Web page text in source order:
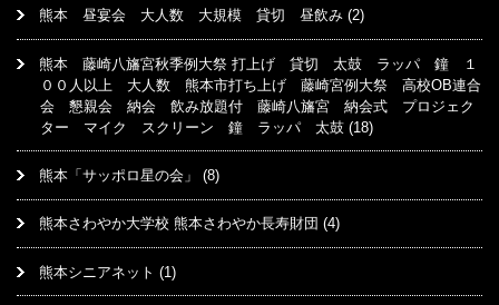
熊本 昼宴会 大人数 大規模 貸切 昼飲み (2)
熊本 藤崎八旛宮秋季例大祭 打上げ 貸切 太鼓 ラッパ 鐘 １
００人以上 大人数 熊本市打ち上げ 藤崎宮例大祭 高校OB連合
会 懇親会 納会 飲み放題付 藤崎八旛宮 納会式 プロジェク
ター マイク スクリーン 鐘 ラッパ 太鼓 (18)
熊本「サッポロ星の会」 (8)
熊本さわやか大学校 熊本さわやか長寿財団 (4)
熊本シニアネット (1)